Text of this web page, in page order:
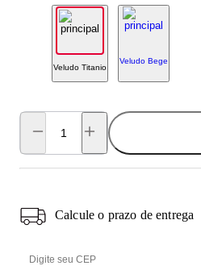
Veludo Titanio
Veludo Bege
Calcule o prazo de entrega